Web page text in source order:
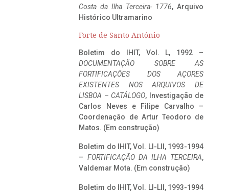
Costa da Ilha Terceira- 1776, Arquivo
Histórico Ultramarino
Forte de Santo António
Boletim do IHIT, Vol. L, 1992 –
DOCUMENTAÇÃO SOBRE AS
FORTIFICAÇÕES DOS AÇORES
EXISTENTES NOS ARQUIVOS DE
LISBOA – CATÁLOGO, Investigação de
Carlos Neves e Filipe Carvalho –
Coordenação de Artur Teodoro de
Matos. (Em construção)
Boletim do IHIT, Vol. LI-LII, 1993-1994
– FORTIFICAÇÃO DA ILHA TERCEIRA,
Valdemar Mota. (Em construção)
Boletim do IHIT, Vol. LI-LII, 1993-1994